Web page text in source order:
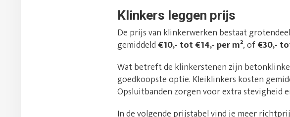
Klinkers leggen prijs
De prijs van klinkerwerken bestaat
gemiddeld €10,- tot €14,- per m², of€30,-
Wat betreft de klinkerstenen zijn
goedkoopste optie. Kleiklinkers kosten
Opsluitbanden zorgen voor extra stevigheid
In de volgende prijstabel vind je meer